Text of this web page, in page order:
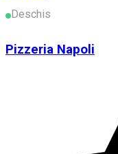
Deschis
Pizzeria Napoli